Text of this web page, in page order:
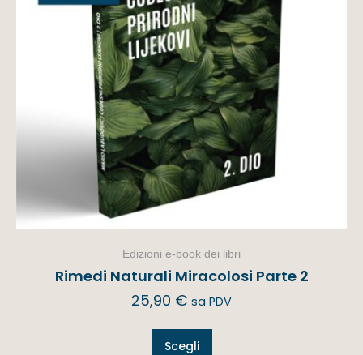
Edizioni e-book dei libri
Rimedi Naturali Miracolosi Parte 2
25,90 € sa PDV
Scegli